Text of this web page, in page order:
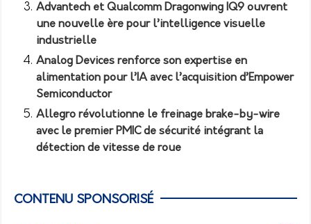
Advantech et Qualcomm Dragonwing IQ9 ouvrent
une nouvelle ère pour l’intelligence visuelle
industrielle
Analog Devices renforce son expertise en
alimentation pour l’IA avec l’acquisition d’Empower
Semiconductor
Allegro révolutionne le freinage brake-by-wire
avec le premier PMIC de sécurité intégrant la
détection de vitesse de roue
CONTENU SPONSORISÉ